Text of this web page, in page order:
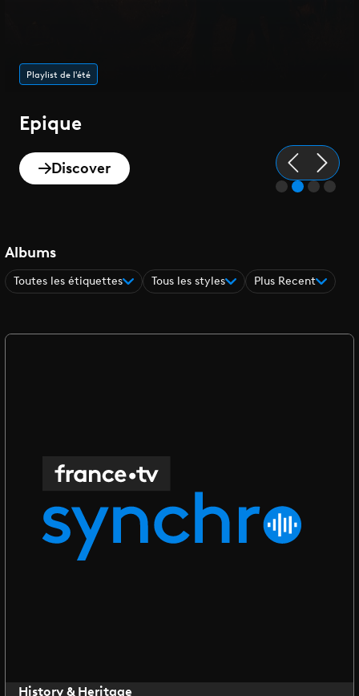
Playlist de l'été
Epique
Discover
Albums
Toutes les étiquettes Tous les styles Plus Recent
History & Heritage